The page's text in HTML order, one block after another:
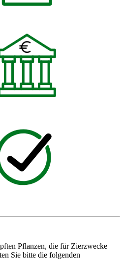
Pflanzen, die für Zierzwecke
Sie bitte die folgenden